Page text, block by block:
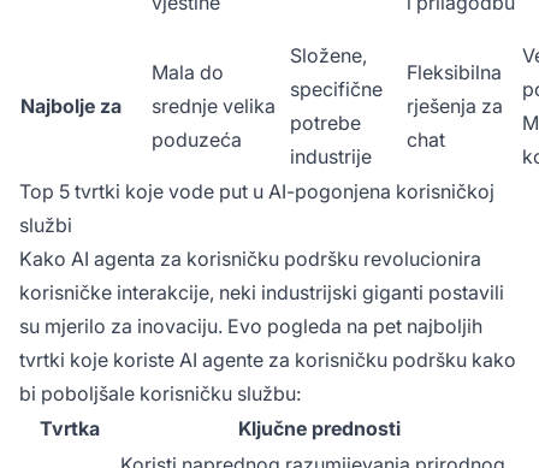
Najbolje za
Mala do
srednje velika
poduzeća
Složene,
specifične
potrebe
industrije
Fleksibilna
rješenja za
chat
Top 5 tvrtki koje vode put u AI-pogonjena korisničkoj
službi
Kako AI agenta za korisničku podršku revolucionira
korisničke interakcije, neki industrijski giganti postavili
su mjerilo za inovaciju. Evo pogleda na pet najboljih
tvrtki koje koriste AI agente za korisničku podršku kako
bi poboljšale korisničku službu:
Tvrtka
Ključne prednosti